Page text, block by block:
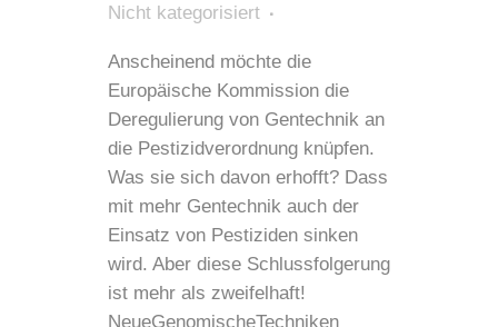
Nicht kategorisiert
Anscheinend möchte die
Europäische Kommission die
Deregulierung von Gentechnik an
die Pestizidverordnung knüpfen.
Was sie sich davon erhofft? Dass
mit mehr Gentechnik auch der
Einsatz von Pestiziden sinken
wird. Aber diese Schlussfolgerung
ist mehr als zweifelhaft!
NeueGenomischeTechniken